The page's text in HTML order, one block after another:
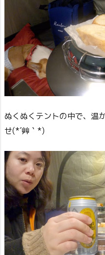
ぬくぬくテントの中で、温
せ(*´艸｀*)